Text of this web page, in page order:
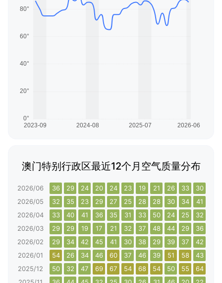
澳门特别行政区最近12个月空气质量分布
2026/06 36 29 24 20 24 23 19 21 26 33 30
2026/05
32 35 23 29 27 25 28 28 30 34 41
2026/04
33 40 41 36 35 31 33 50 24 25 32
2026/03
29 29 19 17 21 32 37 48 44 29 36
2026/02
29 34 42 45 41 30 38 29 39 37 42
2026/01
54 26 34 46 60 37 46 39 51 58 43
2025/12
50 32 47 69 67 54 68 54 50 55 64